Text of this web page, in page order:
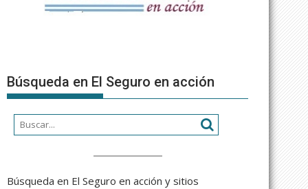
Búsqueda en El Seguro en acción
Búsqueda en El Seguro en acción y sitios